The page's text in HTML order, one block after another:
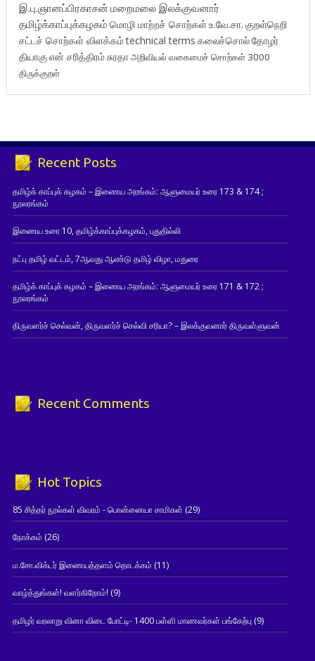
இ.பு.ஞானப்பிரகாசன் மறைமலை இலக்குவனார்
தமிழ்க்காப்புக்கழகம் மொழி மாற்றச் சொற்கள்உ.வே.சா. குறள்நெறி
சட்டச் சொற்கள் விளக்கம்technical terms கலைச்சொல்தோழர்
தியாகுஎன் சரித்திரம்சுரதாஅறிவியல் வகைமைச் சொற்கள் 3000
திருக்குறள்
Recent Posts
தமிழ்க் காப்புக் கழகம் – இணைய அரங்கம்: ஆளுமையர் உரை 173 & 174 ;
நூலரங்கம்
இணைய உரை 10, தமிழ்க்காப்புக்கழகம், புதுதில்லி
நட்பு தமிழ் வட்டம், 7ஆவது ஆண்டு தமிழ் விழா, மதுரை
தமிழ்க் காப்புக் கழகம் – இணைய அரங்கம்: ஆளுமையர் உரை 171 & 172 ;
நூலரங்கம்
திருவளர்ச் செல்வன், திருவளர்ச் செல்வி சரியா? – இலக்குவனார் திருவள்ளுவன்
Recent Comments
Hot Topics
85 சித்தர் நூல்கள் விவரம் - பொன்னையா சாமிகள் (29)
நோக்கம் (26)
ம.சோ.விக்டர் இணையத்தளம் தொடக்கம் (11)
வாழ்த்துங்கள்! வளர்கிறோம்! (9)
தமிழர் வரலாறு வினா விடை போட்டி- 1400 பள்ளி மாணவர்கள் பங்கேற்பு(9)